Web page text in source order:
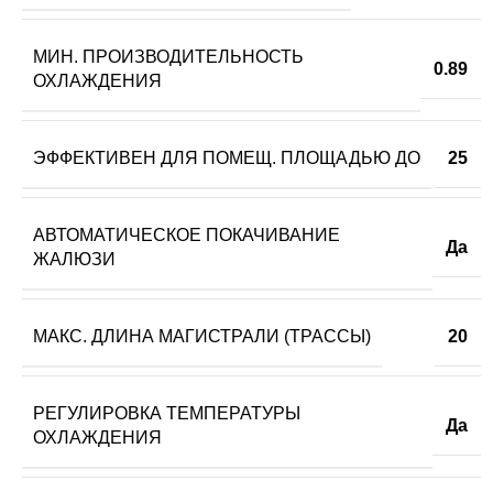
МИН. ПРОИЗВОДИТЕЛЬНОСТЬ
ОХЛАЖДЕНИЯ
0.89
ЭФФЕКТИВЕН ДЛЯ ПОМЕЩ. ПЛОЩАДЬЮ ДО 25
АВТОМАТИЧЕСКОЕ ПОКАЧИВАНИЕ
ЖАЛЮЗИ
Да
МАКС. ДЛИНА МАГИСТРАЛИ (ТРАССЫ) 20
РЕГУЛИРОВКА ТЕМПЕРАТУРЫ
ОХЛАЖДЕНИЯ
Да